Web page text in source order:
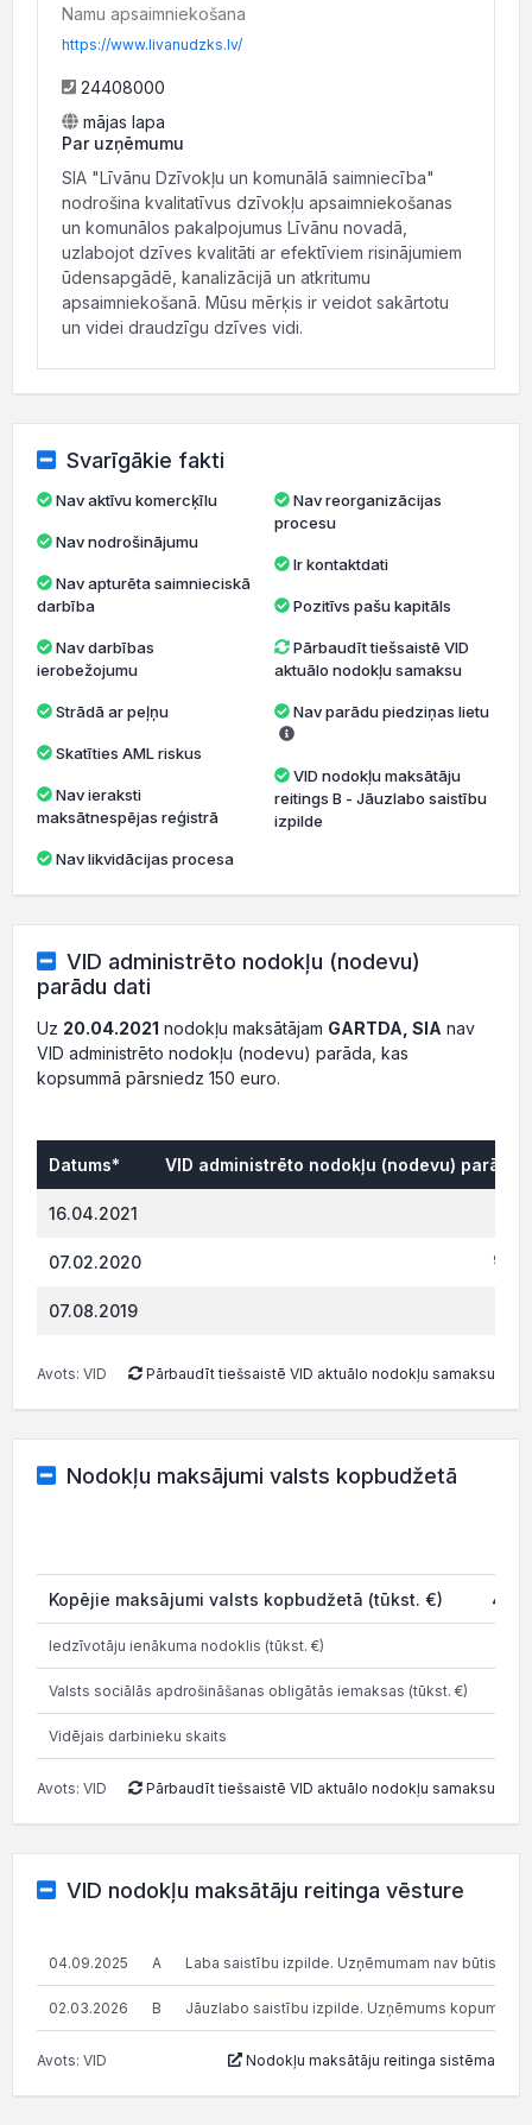
Namu apsaimniekošana
https://www.livanudzks.lv/
24408000
mājas lapa
Par uzņēmumu
SIA "Līvānu Dzīvokļu un komunālā saimniecība"
nodrošina kvalitatīvus dzīvokļu apsaimniekošanas
un komunālos pakalpojumus Līvānu novadā,
uzlabojot dzīves kvalitāti ar efektīviem risinājumiem
ūdensapgādē, kanalizācijā un atkritumu
apsaimniekošanā. Mūsu mērķis ir veidot sakārtotu
un videi draudzīgu dzīves vidi.
Svarīgākie fakti
Nav aktīvu komercķīlu
Nav nodrošinājumu
darbība
ierobežojumu
Strādā ar peļņu
Skatīties AML riskus
maksātnespējas reģistrā
Nav likvidācijas procesa
Nav reorganizācijas
procesu
Ir kontaktdati
Pozitīvs pašu kapitāls
Pārbaudīt tiešsaistē VID
aktuālo nodokļu samaksu
Nav parādu piedziņas lietu
VID nodokļu maksātāju
reitings B - Jāuzlabo saistību
izpilde
VID administrēto nodokļu (nodevu)
parādu dati
Uz 20.04.2021 nodokļu maksātājam GARTDA, SIA nav
VID administrēto nodokļu (nodevu) parāda, kas
kopsummā pārsniedz 150 euro.
Datums* VID administrēto nodokļu (nodevu) parāds,
16.04.2021
07.02.2020
07.08.2019
Avots: VID Pārbaudīt tiešsaistē VID aktuālo nodokļu samaksu
Nodokļu maksājumi valsts kopbudžetā
Kopējie maksājumi valsts kopbudžetā (tūkst. €)
Iedzīvotāju ienākuma nodoklis (tūkst. €)
Valsts sociālās apdrošināšanas obligātās iemaksas (tūkst. €)
Vidējais darbinieku skaits
Avots: VID Pārbaudīt tiešsaistē VID aktuālo nodokļu samaksu
VID nodokļu maksātāju reitinga vēsture
04.09.2025 A Laba saistību izpilde. Uzņēmumam nav būtisku
02.03.2026 B Jāuzlabo saistību izpilde. Uzņēmums kopumā
Avots: VID Nodokļu maksātāju reitinga sistēma